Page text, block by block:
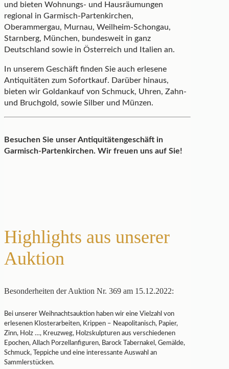
und bieten Wohnungs- und Hausräumungen
regional in Garmisch-Partenkirchen,
Oberammergau, Murnau, Weilheim-Schongau,
Starnberg, München, bundesweit in ganz
Deutschland sowie in Österreich und Italien an.
In unserem Geschäft finden Sie auch erlesene
Antiquitäten zum Sofortkauf. Darüber hinaus,
bieten wir Goldankauf von Schmuck, Uhren, Zahn-
und Bruchgold, sowie Silber und Münzen.
Besuchen Sie unser Antiquitätengeschäft in
Garmisch-Partenkirchen. Wir freuen uns auf Sie!
Highlights aus unserer
Auktion
Besonderheiten der Auktion Nr. 369 am 15.12.2022:
Bei unserer Weihnachtsauktion haben wir eine Vielzahl von
erlesenen Klosterarbeiten, Krippen – Neapolitanisch, Papier,
Zinn, Holz …, Kreuzweg, Holzskulpturen aus verschiedenen
Epochen, Allach Porzellanfiguren, Barock Tabernakel, Gemälde,
Schmuck, Teppiche und eine interessante Auswahl an
Sammlerstücken.